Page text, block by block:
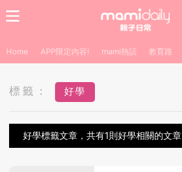
Home APP限定內容! mami熱話 教育路
標籤： 好學
好學標籤文章，共有1則好學相關的文章